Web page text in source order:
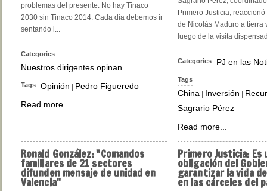
problemas del presente. No hay Tinaco
2030 sin Tinaco 2014. Cada día debemos ir
sentando l...
Categories
Nuestros dirigentes opinan
Tags Opinión
Pedro Figueredo
Read more...
Primero Justicia,
de Nicolás Maduro a tierra
luego de la visita
Categories PJ en las
Tags
China Inversión
Sagrario Pérez
Read more...
Ronald González: "Comandos
familiares de 21 sectores
difunden mensaje de unidad en
Valencia"
PrimeroJusticia: Es
obligación del
garantizar la vida
en las cárceles del